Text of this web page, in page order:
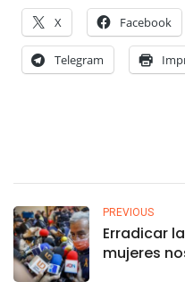
X Facebook
Telegram
PREVIOUS
Erradicar
mujeres